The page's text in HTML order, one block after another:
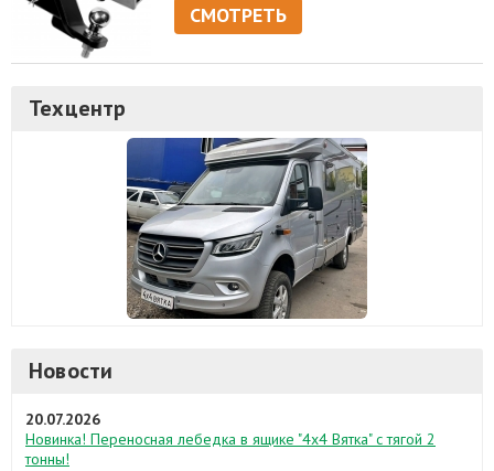
СМОТРЕТЬ
Техцентр
Новости
20.07.2026
Новинка! Переносная лебедка в ящике "4х4 Вятка" с тягой 2
тонны!